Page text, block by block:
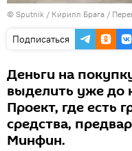
© Sputnik / Кирилл Брага /
Подписаться
Деньги на
выделить уже до
Проект, где есть
средства,
Минфин.